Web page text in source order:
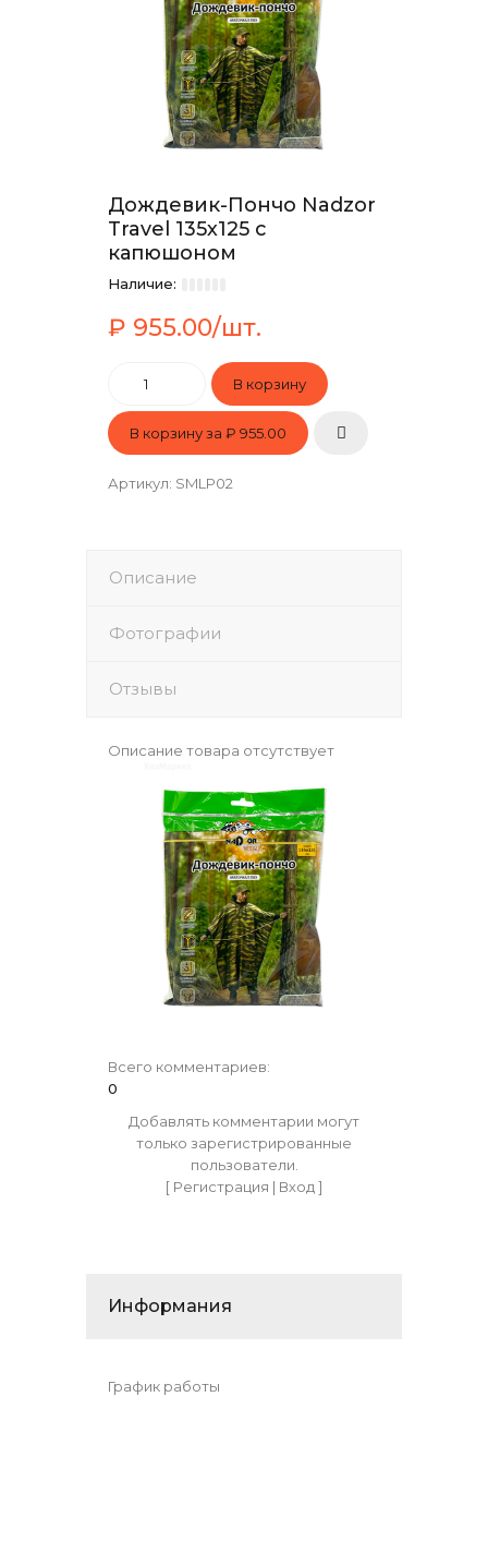
Дождевик-Пончо Nadzor
Travel 135х125 с
капюшоном
Наличие:
₽ 955.00/шт.
В корзину за ₽ 955.00
Артикул: SMLP02
Описание
Фотографии
Отзывы
Описание товара отсутствует
Всего комментариев:
0
Добавлять комментарии могут
только зарегистрированные
пользователи.
[ Регистрация | Вход]
Информания
График работы